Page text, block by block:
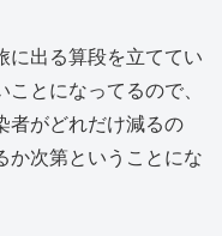
に出る算段を立ててい
とになってるので、
者がどれだけ減るの
か次第ということにな